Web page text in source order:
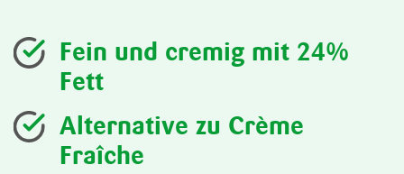
Fein und cremig mit 24%
Fett
Alternative zu Crème
Fraîche